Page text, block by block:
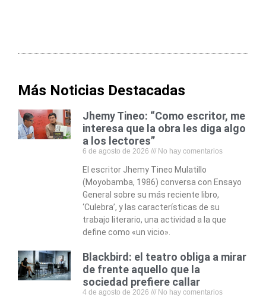
Más Noticias Destacadas
Jhemy Tineo: “Como escritor, me
interesa que la obra les diga algo
a los lectores”
6 de agosto de 2026 No hay comentarios
El escritor Jhemy Tineo Mulatillo
(Moyobamba, 1986) conversa con Ensayo
General sobre su más reciente libro,
‘Culebra’, y las características de su
trabajo literario, una actividad a la que
define como «un vicio».
Blackbird: el teatro obliga a mirar
de frente aquello que la
sociedad prefiere callar
4 de agosto de 2026 No hay comentarios